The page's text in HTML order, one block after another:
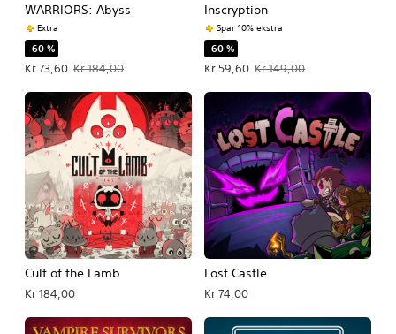
WARRIORS: Abyss
Extra
-60 %
Kr 73,60
Tilbudspris Kr 73,60. Oprindelig pris Kr 184,00.
Kr 184,00
Inscryption
Spar 10% ekstra
-60 %
Kr 59,60
Tilbudspris Kr 59,60. Oprindelig pris
Kr 149,00
Cult of the Lamb
Kr 184,00
Lost Castle
Kr 74,00